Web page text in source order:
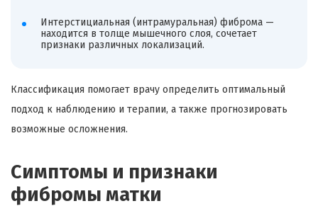
Интерстициальная (интрамуральная) фиброма —
находится в толще мышечного слоя, сочетает
признаки различных локализаций.
Классификация помогает врачу определить оптимальный
подход к наблюдению и терапии, а также прогнозировать
возможные осложнения.
Симптомы и признаки
фибромы матки